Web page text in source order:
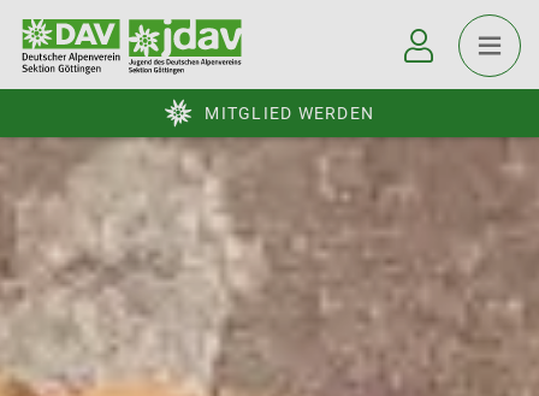
MITGLIED WERDEN